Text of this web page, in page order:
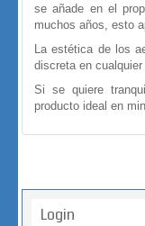
se añade en el
muchos años, esto
La estética de los
discreta en cualquier
Si se quiere
producto ideal en
Login